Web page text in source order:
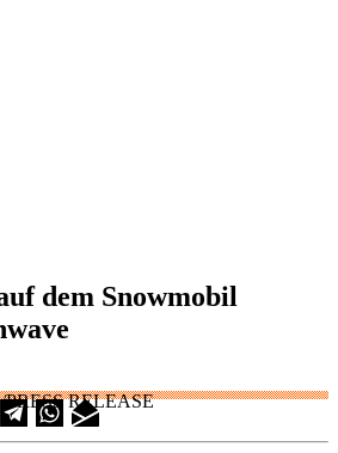
dem Snowmobil
RELEASE